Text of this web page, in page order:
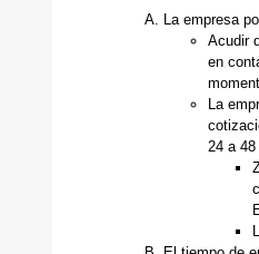
La empresa
Acudir
en
La
24 a